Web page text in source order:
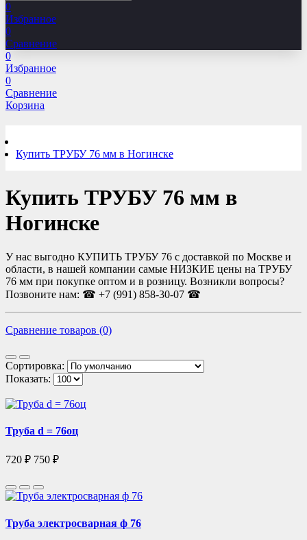
0
Избранное
0
Сравнение
0
Избранное
0
Сравнение
Корзина
Купить ТРУБУ 76 мм в Ногинске
Купить ТРУБУ 76 мм в
Ногинске
У нас выгодно КУПИТЬ ТРУБУ 76 с доставкой по Москве и
области, в нашей компании самые НИЗКИЕ цены на ТРУБУ
76 мм при покупке оптом и в розницу. Возникли вопросы?
Позвоните нам: ☎ +7 (991) 858-30-07 ☎
Сравнение товаров (0)
Сортировка:
Показать:
Труба d = 76оц
720 ₽ 750 ₽
Труба электросварная ф 76